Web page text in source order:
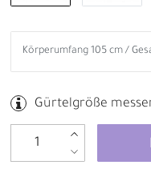
H
Gürtelgröße